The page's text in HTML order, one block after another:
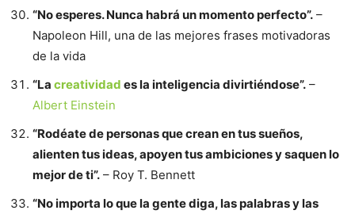
“No esperes. Nunca habrá un momento perfecto”. –
Napoleon Hill, una de las mejores frases motivadoras
de la vida
“La creatividad es la inteligencia divirtiéndose”. –
Albert Einstein
“Rodéate de personas que crean en tus sueños,
alienten tus ideas, apoyen tus ambiciones y saquen lo
mejor de ti”. – Roy T. Bennett
“No importa lo que la gente diga, las palabras y las